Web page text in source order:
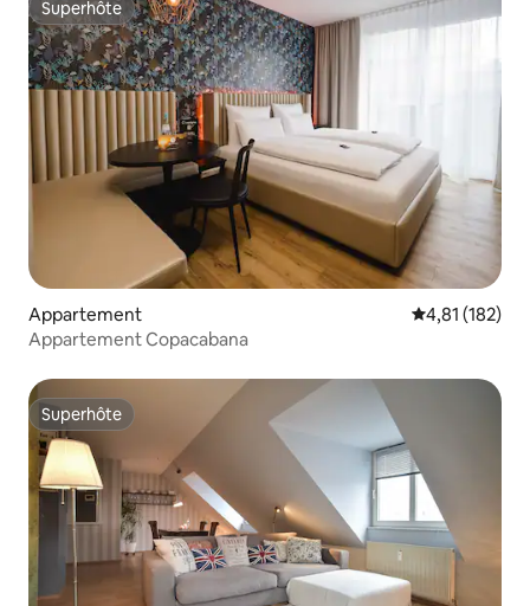
Superhôte
Superhôte
Appartement Évaluation
4,81 (182)
Appartement Copacabana
Superhôte
Superhôte